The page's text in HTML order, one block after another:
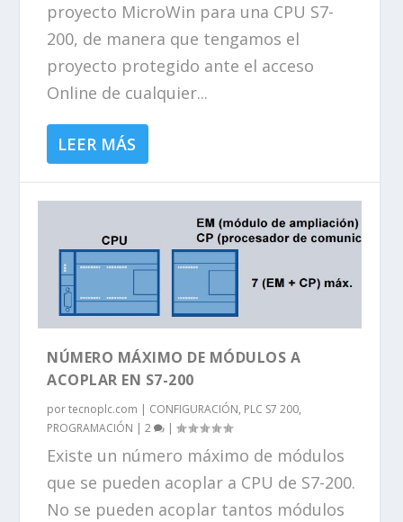
proyecto MicroWin para una CPU S7-
200, de manera que tengamos el
proyecto protegido ante el acceso
Online de cualquier...
LEER MÁS
NÚMERO MÁXIMO DE MÓDULOS A
ACOPLAR EN S7-200
portecnoplc.com | CONFIGURACIÓN, PLC S7 200,
PROGRAMACIÓN |2 |
Existe un número máximo de módulos
que se pueden acoplar a CPU de S7-200.
No se pueden acoplar tantos módulos